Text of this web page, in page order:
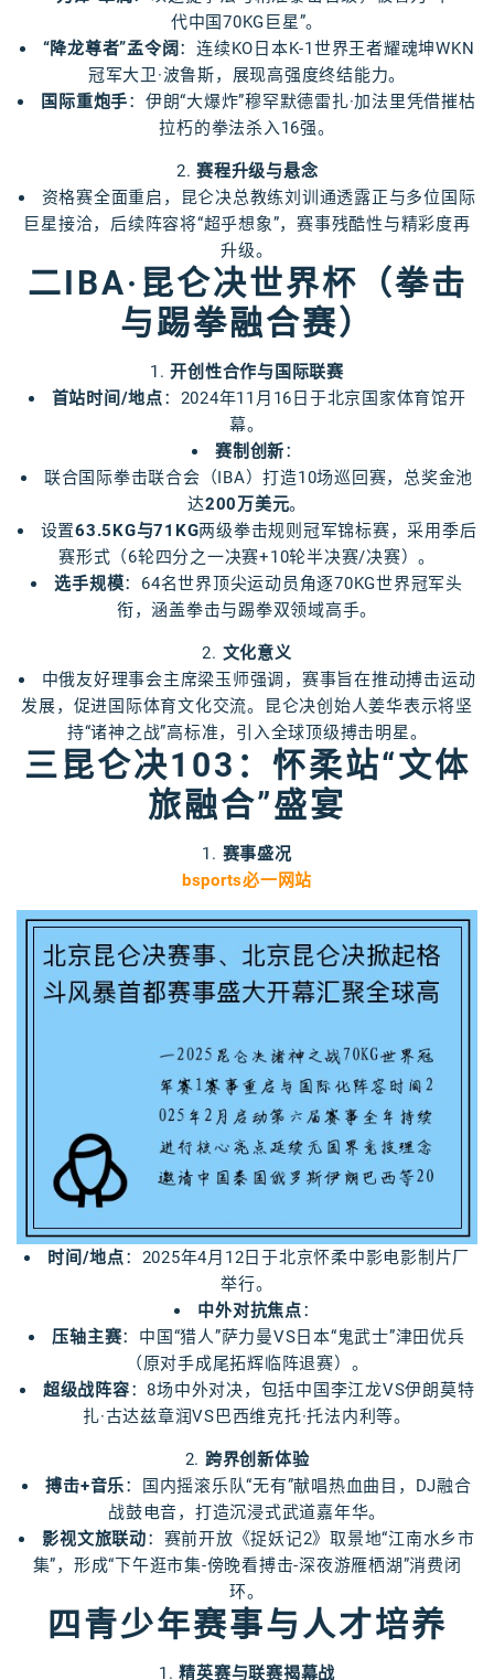
代中国70KG巨星”。
“降龙尊者”孟令阔 ：连续KO日本K-1世界王者耀魂坤WKN
冠军大卫·波鲁斯，展现高强度终结能力。
国际重炮手：伊朗“大爆炸”穆罕默德雷扎·加法里凭借摧枯
拉朽的拳法杀入16强。
2. 赛程升级与悬念
资格赛全面重启，昆仑决总教练刘训通透露正与多位国际
巨星接洽，后续阵容将“超乎想象”，赛事残酷性与精彩度再
升级。
二IBA·昆仑决世界杯（拳击
与踢拳融合赛）
1.开创性合作与国际联赛
首站时间/地点：2024年11月16日于北京国家体育馆开
幕。
赛制创新：
联合国际拳击联合会（IBA）打造10场巡回赛，总奖金池
达200万美元。
设置63.5KG与71KG两级拳击规则冠军锦标赛，采用季后
赛形式（6轮四分之一决赛+10轮半决赛/决赛）。
选手规模：64名世界顶尖运动员角逐70KG世界冠军头
衔，涵盖拳击与踢拳双领域高手。
2. 文化意义
中俄友好理事会主席梁玉师强调，赛事旨在推动搏击运动
发展，促进国际体育文化交流。昆仑决创始人姜华表示将坚
持“诸神之战”高标准，引入全球顶级搏击明星。
三昆仑决103：怀柔站“文体
旅融合”盛宴
1. 赛事盛况
bsports必一网站
时间/地点：2025年4月12日于北京怀柔中影电影制片厂
举行。
中外对抗焦点：
压轴主赛：中国“猎人”萨力曼VS日本“鬼武士”津田优兵
（原对手成尾拓辉临阵退赛）。
超级战阵容：8场中外对决，包括中国李江龙VS伊朗莫特
扎·古达兹章润VS巴西维克托·托法内利等。
2. 跨界创新体验
搏击+音乐：国内摇滚乐队“无有”献唱热血曲目，DJ融合
战鼓电音，打造沉浸式武道嘉年华。
影视文旅联动：赛前开放《捉妖记2》取景地“江南水乡市
集”，形成“下午逛市集-傍晚看搏击-深夜游雁栖湖”消费闭
环。
四青少年赛事与人才培养
1.精英赛与联赛揭幕战